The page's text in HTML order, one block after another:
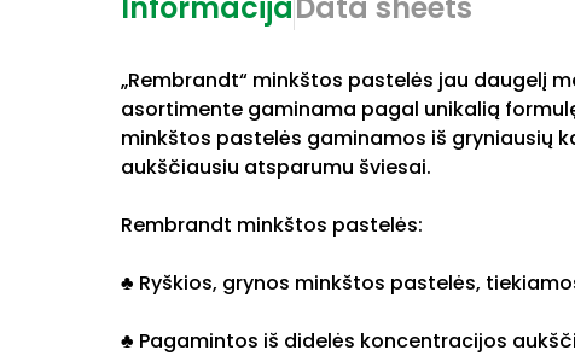
„Rembrandt“ minkštos pastelės jau daugelį
asortimente gaminama pagal unikalią
minkštos pastelės gaminamos iš gryniausių
aukščiausiu atsparumu šviesai.
Rembrandt minkštos pastelės:
♣ Ryškios, grynos minkštos pastelės,
♣ Pagamintos iš didelės koncentracijos